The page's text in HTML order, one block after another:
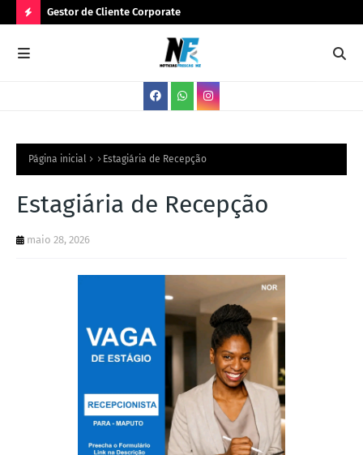
O
V
G
Gestor de Cliente Corporate
Página inicial Estagiária de Recepção
Estagiária de Recepção
maio 28, 2026